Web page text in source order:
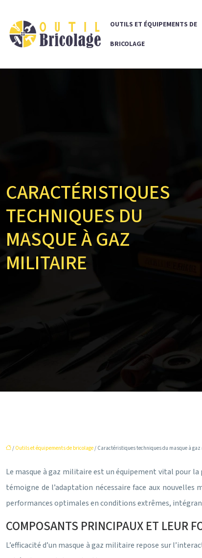
OUTILS ET ÉQUIPEMENTS DE
BRICOLAGE
CARACTÉRISTIQUES
TECHNIQUES DU
MASQUE À GAZ
MILITAIRE
/ Outils et équipements de bricolage/ Caractéristiques techniques du masque à
Le masque à gaz militaire est un équipement vital pour
témoigne de l’adaptation nécessaire face aux
performances optimales en conditions extrêmes,
COMPOSANTS PRINCIPAUX ET LEUR
L’efficacité d’un masque à gaz militaire repose sur